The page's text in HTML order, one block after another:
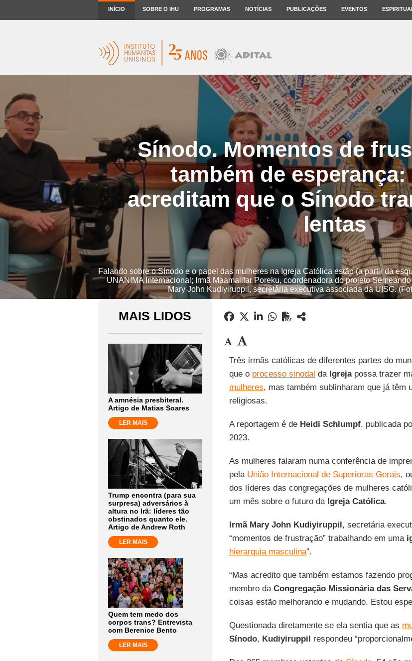
INÍCIO SOBRE O IHU PROGRAMAS NOTÍCIAS PUBLICAÇÕES EVENTOS
Sínodo. Momentos de
também de esperança:
acreditam que o Sínodo
lentas
Falando sobre o Sínodo e o papel das mulheres na Igreja Católica estão (a partir da
UNANIMA Internacional; Irmã Maamalifar Poreku, coordenadora do projeto
Mary John Kudiyiruppil, secretária executiva associada da UISG.
MAIS LIDOS
A amnésia presbiteral.
Artigo de Matias Soares
LER MAIS
Trump encontra (para sua
surpresa) adversários à
altura no Irã: líderes tão
obstinados quanto ele.
Artigo de Andrew Roth
LER MAIS
Quem tem medo dos
corpos trans? Entrevista
com Berenice Bento
LER MAIS
Três irmãs católicas de diferentes partes do
que o processo sinodal da Igrejapossa trazer
mulheres, mas também sublinharam que já têm
religiosas.
A reportagem é de Heidi Schlumpf, publicada
2023.
As mulheres falaram numa conferência de
pela União Internacional de Superioras Gerais,
dos líderes das congregações de mulheres
um mês sobre o futuro da Igreja Católica.
Irmã Mary John Kudiyiruppil, secretária
“momentos de frustração” trabalhando em uma
hierarquia masculina”.
“Mas acredito que também estamos fazendo
membro da Congregação Missionária das
coisas estão melhorando e mudando. Estou
Questionada diretamente se ela sentia que as
Sínodo, Kudiyiruppil respondeu